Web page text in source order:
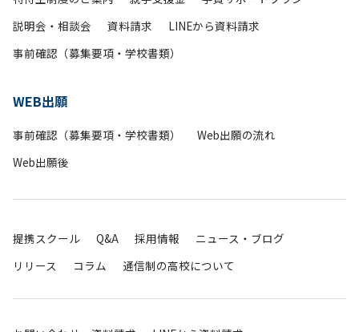
説明会・相談会
資料請求
LINEから資料請求
事前確認（募集要項・学校書類）
WEB出願
事前確認（募集要項・学校書類）
Web出願の流れ
Web出願後
提携スクール Q&A 採用情報
ニュース・ブログ
リリース
コラム 通信制の高校について